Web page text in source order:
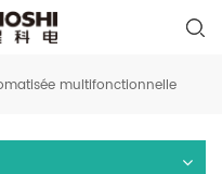
multifonctionnelle